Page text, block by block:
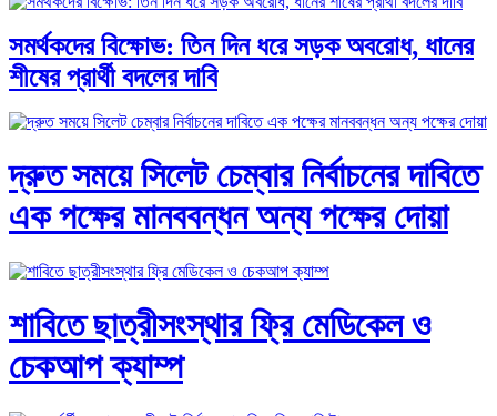
সমর্থকদের বিক্ষোভ: তিন দিন ধরে সড়ক অবরোধ, ধানের
শীষের প্রার্থী বদলের দাবি
দ্রুত সময়ে সিলেট চেম্বার নির্বাচনের দাবিতে
এক পক্ষের মানববন্ধন অন্য পক্ষের দোয়া
শাবিতে ছাত্রীসংস্থার ফ্রি মেডিকেল ও
চেকআপ ক্যাম্প